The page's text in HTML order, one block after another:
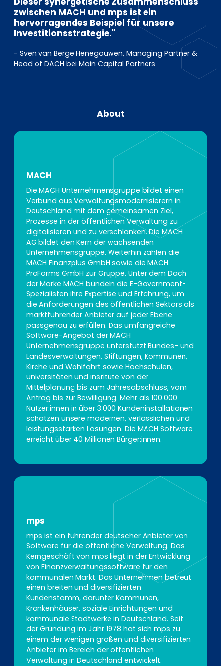
zwischen MACH und mps ist ein
hervorragendes Beispiel für unsere
Investitionsstrategie."
- Sven van Berge Henegouwen, Managing Partner &
Head of DACH bei Main Capital Partners
About
MACH
Die MACH Unternehmensgruppe bildet einen
Verbund aus Verwaltungsmodernisierern in
Deutschland mit dem gemeinsamen Ziel,
Prozesse in der öffentlichen Verwaltung zu
digitalisieren und zu verschlanken. Die MACH
AG bildet den Kern der wachsenden
Unternehmensgruppe. Weiterhin zählen die
MACH Finanzplus GmbH sowie die MACH
ProForms GmbH zur Gruppe. Unter dem Dach
der Marke MACH bündeln die E-Government-
Spezialisten ihre Expertise und Erfahrung, um
die Anforderungen des öffentlichen Sektors als
marktführender Anbieter auf jeder Ebene
passgenau zu erfüllen. Das umfangreiche
Software-Angebot der MACH
Unternehmensgruppe unterstützt Bundes- und
Landesverwaltungen, Stiftungen, Kommunen,
Kirche und Wohlfahrt sowie Hochschulen,
Universitäten und Institute von der
Mittelplanung bis zum Jahresabschluss, vom
Antrag bis zur Bewilligung. Mehr als 100.000
Nutzer:innen in über 3.000 Kundeninstallationen
schätzen unsere modernen, verlässlichen und
leistungsstarken Lösungen. Die MACH Software
erreicht über 40 Millionen Bürger:innen.
mps
mps ist ein führender deutscher Anbieter von
Software für die öffentliche Verwaltung. Das
Kerngeschäft von mps liegt in der Entwicklung
von Finanzverwaltungssoftware für den
kommunalen Markt. Das Unternehmen betreut
einen breiten und diversifizierten
Kundenstamm, darunter Kommunen,
Krankenhäuser, soziale Einrichtungen und
kommunale Stadtwerke in Deutschland. Seit
der Gründung im Jahr 1978 hat sich mps zu
einem der wenigen großen und diversifizierten
Anbieter im Bereich der öffentlichen
Verwaltung in Deutschland entwickelt.